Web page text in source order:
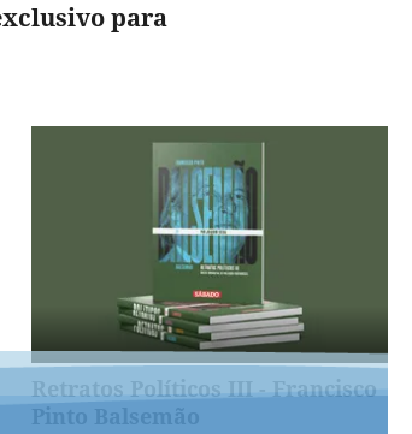
para
Retratos Políticos III - Francisco